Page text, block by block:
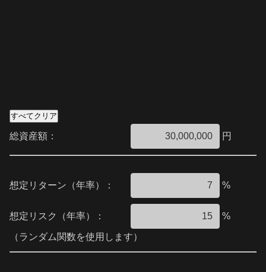
すべてクリア
総資産額： 円
想定リターン（年率）： %
想定リスク（年率）： %
（ランダム関数を使用します）